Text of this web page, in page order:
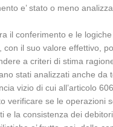
e’ stato o meno
il conferimento e le
il suo valore effettivo,
a criteri di stima
stati analizzati anche da
vizio di cui all’articolo
verificare se le operazioni
e la consistenza dei